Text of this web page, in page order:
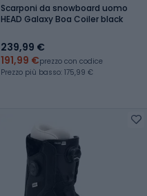
Scarponi da snowboard uomo
HEAD Galaxy Boa Coiler black
239,99 €
191,99 €prezzo con codice
Prezzo più basso: 175,99 €